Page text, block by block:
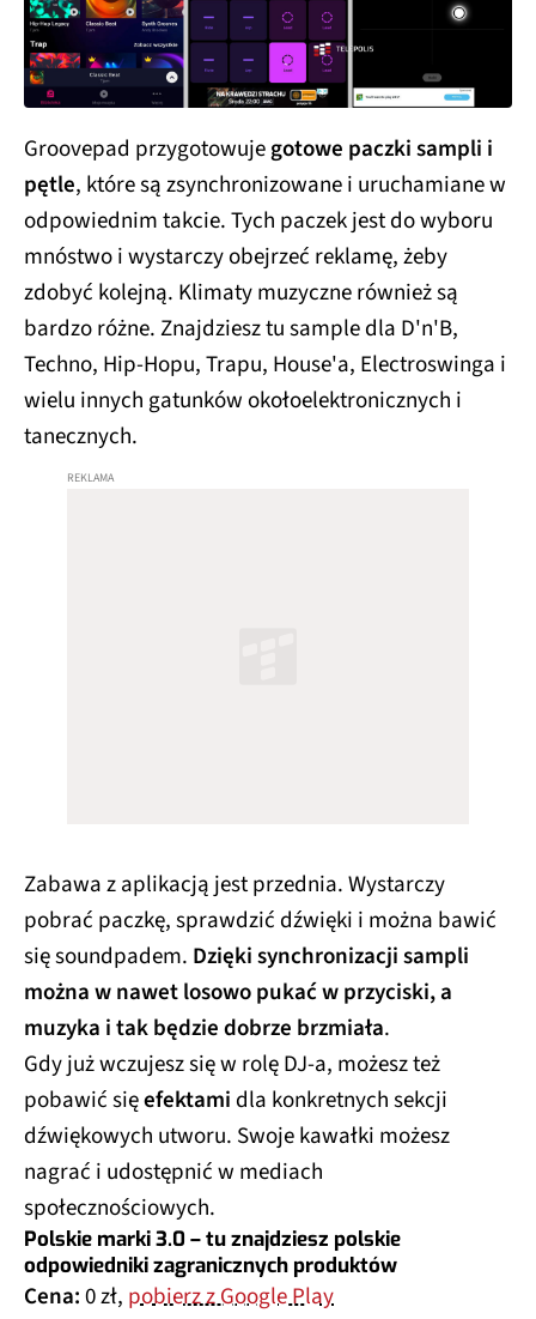
Groovepad przygotowujegotowe paczki sampli i
pętle, które są zsynchronizowane i uruchamiane w
odpowiednim takcie. Tych paczek jest do wyboru
mnóstwo i wystarczy obejrzeć reklamę, żeby
zdobyć kolejną. Klimaty muzyczne również są
bardzo różne. Znajdziesz tu sample dla D'n'B,
Techno, Hip-Hopu, Trapu, House'a, Electroswinga i
wielu innych gatunków okołoelektronicznych i
tanecznych.
Zabawa z aplikacją jest przednia. Wystarczy
pobrać paczkę, sprawdzić dźwięki i można bawić
się soundpadem. Dzięki synchronizacji sampli
można w nawet losowo pukać w przyciski, a
muzyka i tak będzie dobrze brzmiała.
Gdy już wczujesz się w rolę DJ-a, możesz też
pobawić sięefektami dla konkretnych sekcji
dźwiękowych utworu. Swoje kawałki możesz
nagrać i udostępnić w mediach
społecznościowych.
Polskie marki 3.0 – tu znajdziesz polskie
odpowiedniki zagranicznych produktów
Cena:0 zł, pobierz z Google Play